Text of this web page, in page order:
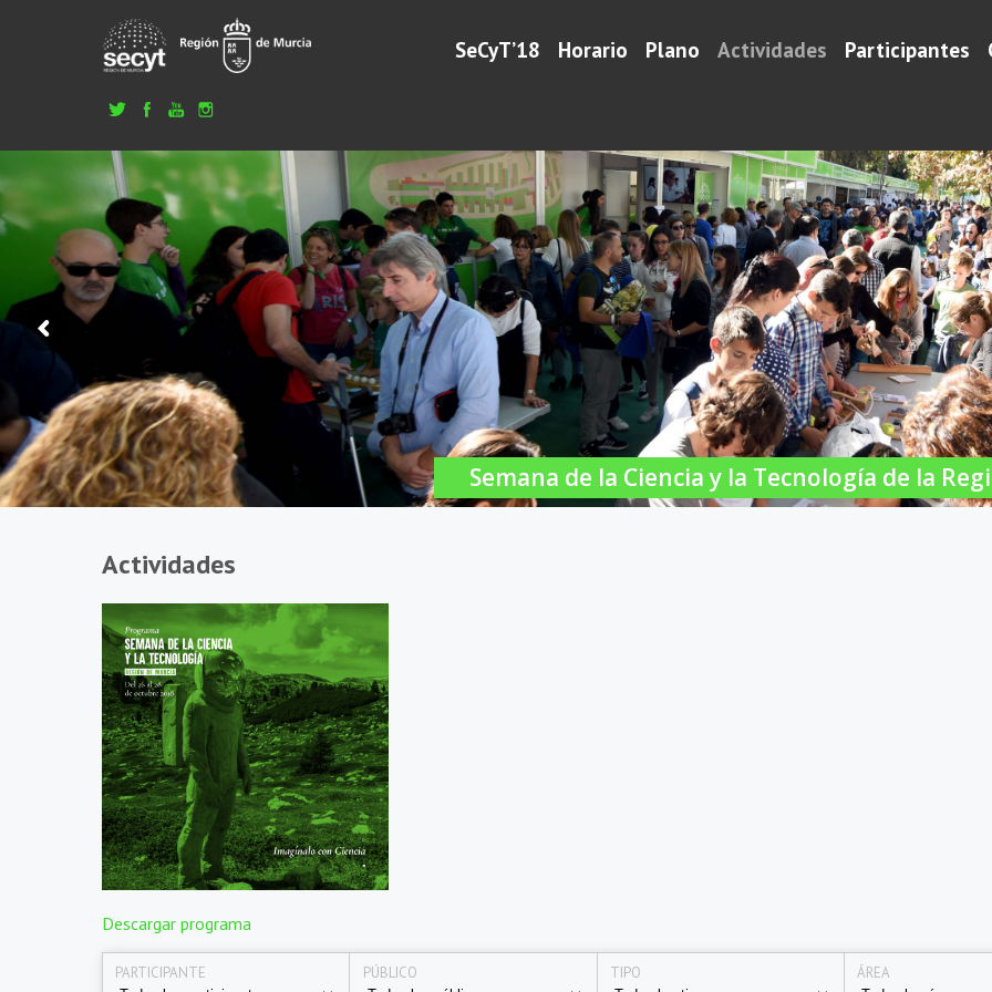
SeCyT’18 Horario Plano Actividades Participantes
Semana de la Ciencia y la Tecnología de la
Actividades
Descargar programa
PARTICIPANTE PÚBLICO TIPO ÁREA